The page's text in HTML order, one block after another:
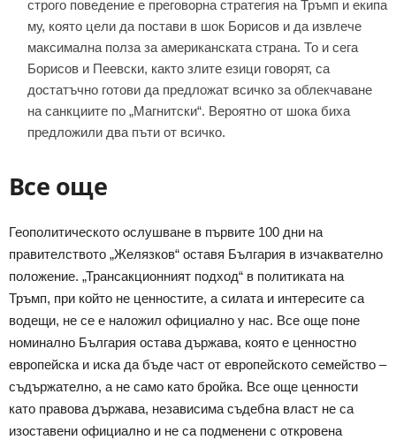
строго поведение е преговорна стратегия на Тръмп и екипа
му, която цели да постави в шок Борисов и да извлече
максимална полза за американската страна. То и сега
Борисов и Пеевски, както злите езици говорят, са
достатъчно готови да предложат всичко за облекчаване
на санкциите по „Магнитски“. Вероятно от шока биха
предложили два пъти от всичко.
Все още
Геополитическото ослушване в първите 100 дни на
правителството „Желязков“ оставя България в изчаквателно
положение. „Трансакционният подход“ в политиката на
Тръмп, при който не ценностите, а силата и интересите са
водещи, не се е наложил официално у нас. Все още поне
номинално България остава държава, която е ценностно
европейска и иска да бъде част от европейското семейство –
съдържателно, а не само като бройка. Все още ценности
като правова държава, независима съдебна власт не са
изоставени официално и не са подменени с откровена